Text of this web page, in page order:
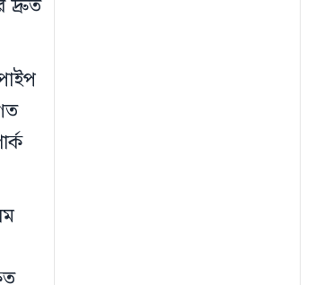
দ্রুত